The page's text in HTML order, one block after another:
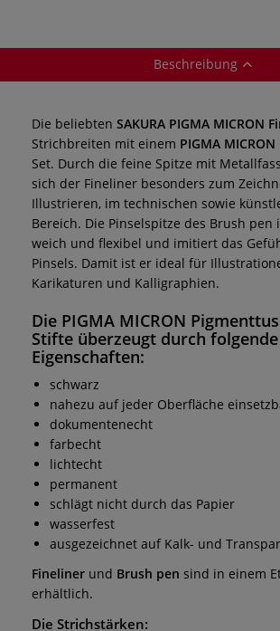
Beschreibung
Die beliebten SAKURA PIGMA MICRON
Strichbreiten mit einem PIGMA
Set. Durch die feine Spitze mit
sich der Fineliner besonders zum
Illustrieren, im technischen sowie
Bereich. Die Pinselspitze des Brush pen
weich und flexibel und imitiert das
Pinsels. Damit ist er ideal für
Karikaturen und Kalligraphien.
Die PIGMA MICRON
Stifte überzeugt durch folgende
Eigenschaften:
schwarz
nahezu auf jeder Oberfläche
dokumentenecht
farbecht
lichtecht
permanent
schlägt nicht durch das Papier
wasserfest
ausgezeichnet auf Kalk- und
Fineliner und Brush pen sind in einem
erhältlich.
Die Strichstärken: